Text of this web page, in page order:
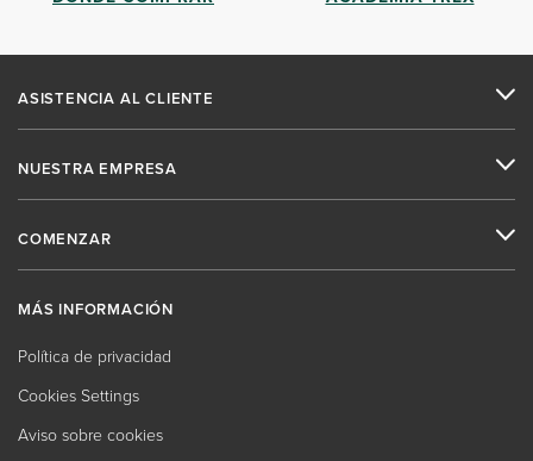
ASISTENCIA AL CLIENTE
NUESTRA EMPRESA
COMENZAR
MÁS INFORMACIÓN
Política de privacidad
Cookies Settings
Aviso sobre cookies